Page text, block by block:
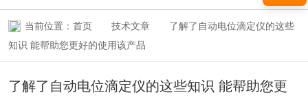
当前位置： 首页 技术文章
了解了自动电位滴定仪的这些
知识 能帮助您更好的使用该产品
了解了自动电位滴定仪的这些知识 能帮助您更